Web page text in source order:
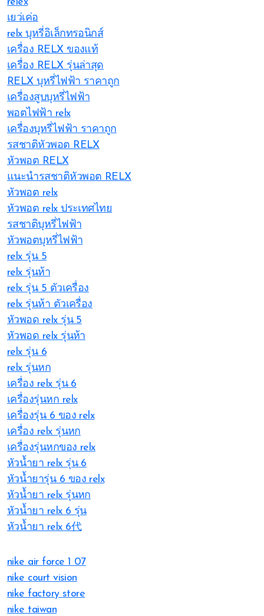
เยว่เค่อ
relx บุหรี่อิเล็กทรอนิกส์
เครื่อง RELX ของแท้
เครื่อง RELX รุ่นล่าสุด
RELX บุหรี่ไฟฟ้า ราคาถูก
เครื่องสูบบุหรี่ไฟฟ้า
พอตไฟฟ้า relx
เครื่องบุหรี่ไฟฟ้า ราคาถูก
รสชาติหัวพอต RELX
หัวพอต RELX
แนะนำรสชาติหัวพอต RELX
หัวพอต relx
หัวพอต relx ประเทศไทย
รสชาติบุหรี่ไฟฟ้า
หัวพอตบุหรี่ไฟฟ้า
relx รุ่น 5
relx รุ่นห้า
relx รุ่น 5 ตัวเครื่อง
relx รุ่นห้า ตัวเครื่อง
หัวพอด relx รุ่น 5
หัวพอด relx รุ่นห้า
relx รุ่น 6
relx รุ่นหก
เครื่อง relx รุ่น 6
เครื่องรุ่นหก relx
เครื่องรุ่น 6 ของ relx
เครื่อง relx รุ่นหก
เครื่องรุ่นหกของ relx
หัวน้ำยา relx รุ่น 6
หัวน้ำยารุ่น 6 ของ relx
หัวน้ำยา relx รุ่นหก
หัวน้ำยา relx 6 รุ่น
หัวน้ำยา relx 6代
nike air force 1 07
nike court vision
nike factory store
nike taiwan